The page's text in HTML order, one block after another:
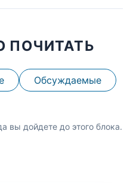
ПОЧИТАТЬ
Обсуждаемые
вы дойдете до этого блока.